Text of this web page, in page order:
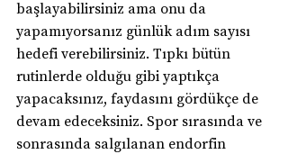
başlayabilirsiniz ama onu da
yapamıyorsanız günlük adım sayısı
hedefi verebilirsiniz. Tıpkı bütün
rutinlerde olduğu gibi yaptıkça
yapacaksınız, faydasını gördükçe de
devam edeceksiniz. Spor sırasında ve
sonrasında salgılanan endorfin